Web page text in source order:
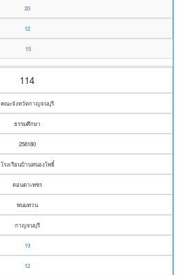
20
12
15
114
คณะจังหวัดกาญจนบุรี
ธรรมศึกษา
258180
โรงเรียนบ้านหนองโพธิ์
ดอนตาเพชร
พนมทวน
กาญจนบุรี
19
12